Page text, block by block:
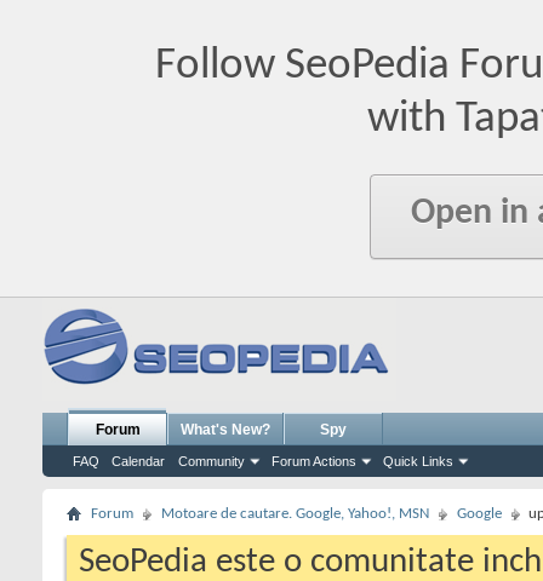
Follow SeoPedia
with
Open in
Forum
FAQ Calendar Community Forum Actions Quick Links
What's New? Spy
Forum Motoare de cautare. Google, Yahoo!, MSN Google
SeoPedia este o comunitate